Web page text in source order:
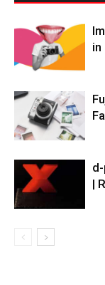
in
|